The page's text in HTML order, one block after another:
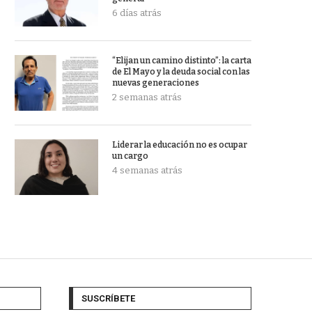
6 días atrás
“Elijan un camino distinto”: la carta
de El Mayo y la deuda social con las
nuevas generaciones
2 semanas atrás
Liderar la educación no es ocupar
un cargo
4 semanas atrás
SUSCRÍBETE